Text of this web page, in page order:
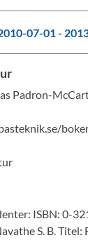
07-01 -
Padron-
ISBN: 0-
S. B.